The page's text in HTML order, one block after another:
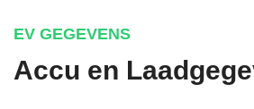
EV GEGEVENS
Accu en